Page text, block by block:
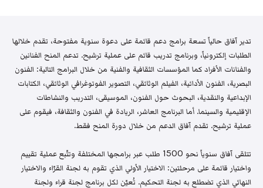
تدير آفاق حالياً تسعة برامج دعم قائمة على دعوة سنوية مفتوحة، تقدم خلالها
الطلبات إلكترونياً، وبرنامج تدريب قائم على عملية ترشيح. تدعم المنح الفنانين
والفنانات الأفراد كما المؤسسات الثقافية والفنية من خلال البرامج التالية: الفنون
البصرية، الفنون الأدائية، الفيلم الوثائقي، التصوير الفوتوغرافي الوثائقي، الكتابات
الإبداعية والنقدية، البحوث حول الفنون، الموسيقى، التدريب والنشاطات
الإقليمية والسينما. أما البرنامج العاشر، الريادة في الفنون والثقافة، فيقوم على
عملية ترشيح. تقدم آفاق الدعم من خلال دورة المنح فقط.
تتلقى آفاق سنوياً نحو 1500 طلب عبر برامجها المختلفة وتتّبع عملية تقييم
واختيار قائمة على مرحلتين: الاختيار الأولي الذي تقوم به لجنة القرّاء والاختيار
النهائي الذي تضطلع به لجنة التحكيم. تُعيّن لكل برنامج لجنة قراء ولجنة